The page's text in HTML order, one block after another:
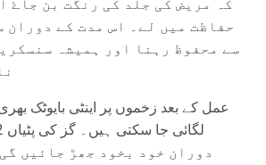
کہ مریض کی جلد کی رنگت بن جاۓ
حفاظت میں لے۔ اس مدت کے دوران
سے محفوظ رہنا اور ہمیشہ
عمل کے بعد زخموں پر اینٹی بایوٹک
دوران خود بخود جھڑ جائیں